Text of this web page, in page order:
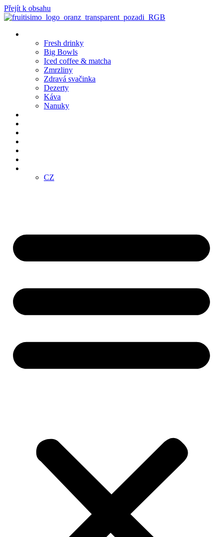
Přejít k obsahu
Fresh drinky
Big Bowls
Iced coffee & matcha
Zmrzliny
Zdravá svačinka
Dezerty
Káva
Nanuky
CZ